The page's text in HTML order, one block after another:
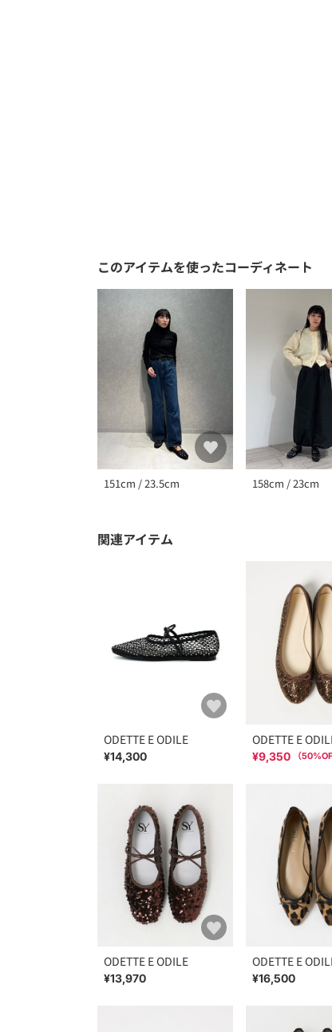
このアイテムを使ったコーディネート
151cm / 23.5cm 158cm / 23cm
関連アイテム
ODETTE E ODILE
¥14,300
ODETTE E
¥9,350 （50
ODETTE E ODILE
¥13,970
ODETTE E
¥16,500